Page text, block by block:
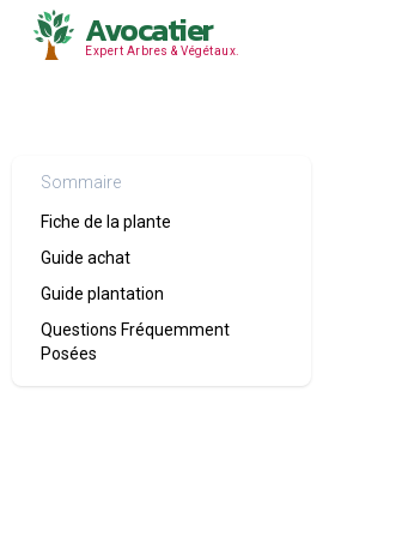
Avocatier
Expert Arbres & Végétaux.
Sommaire
Fiche de la plante
Guide achat
Guide plantation
Questions Fréquemment
Posées